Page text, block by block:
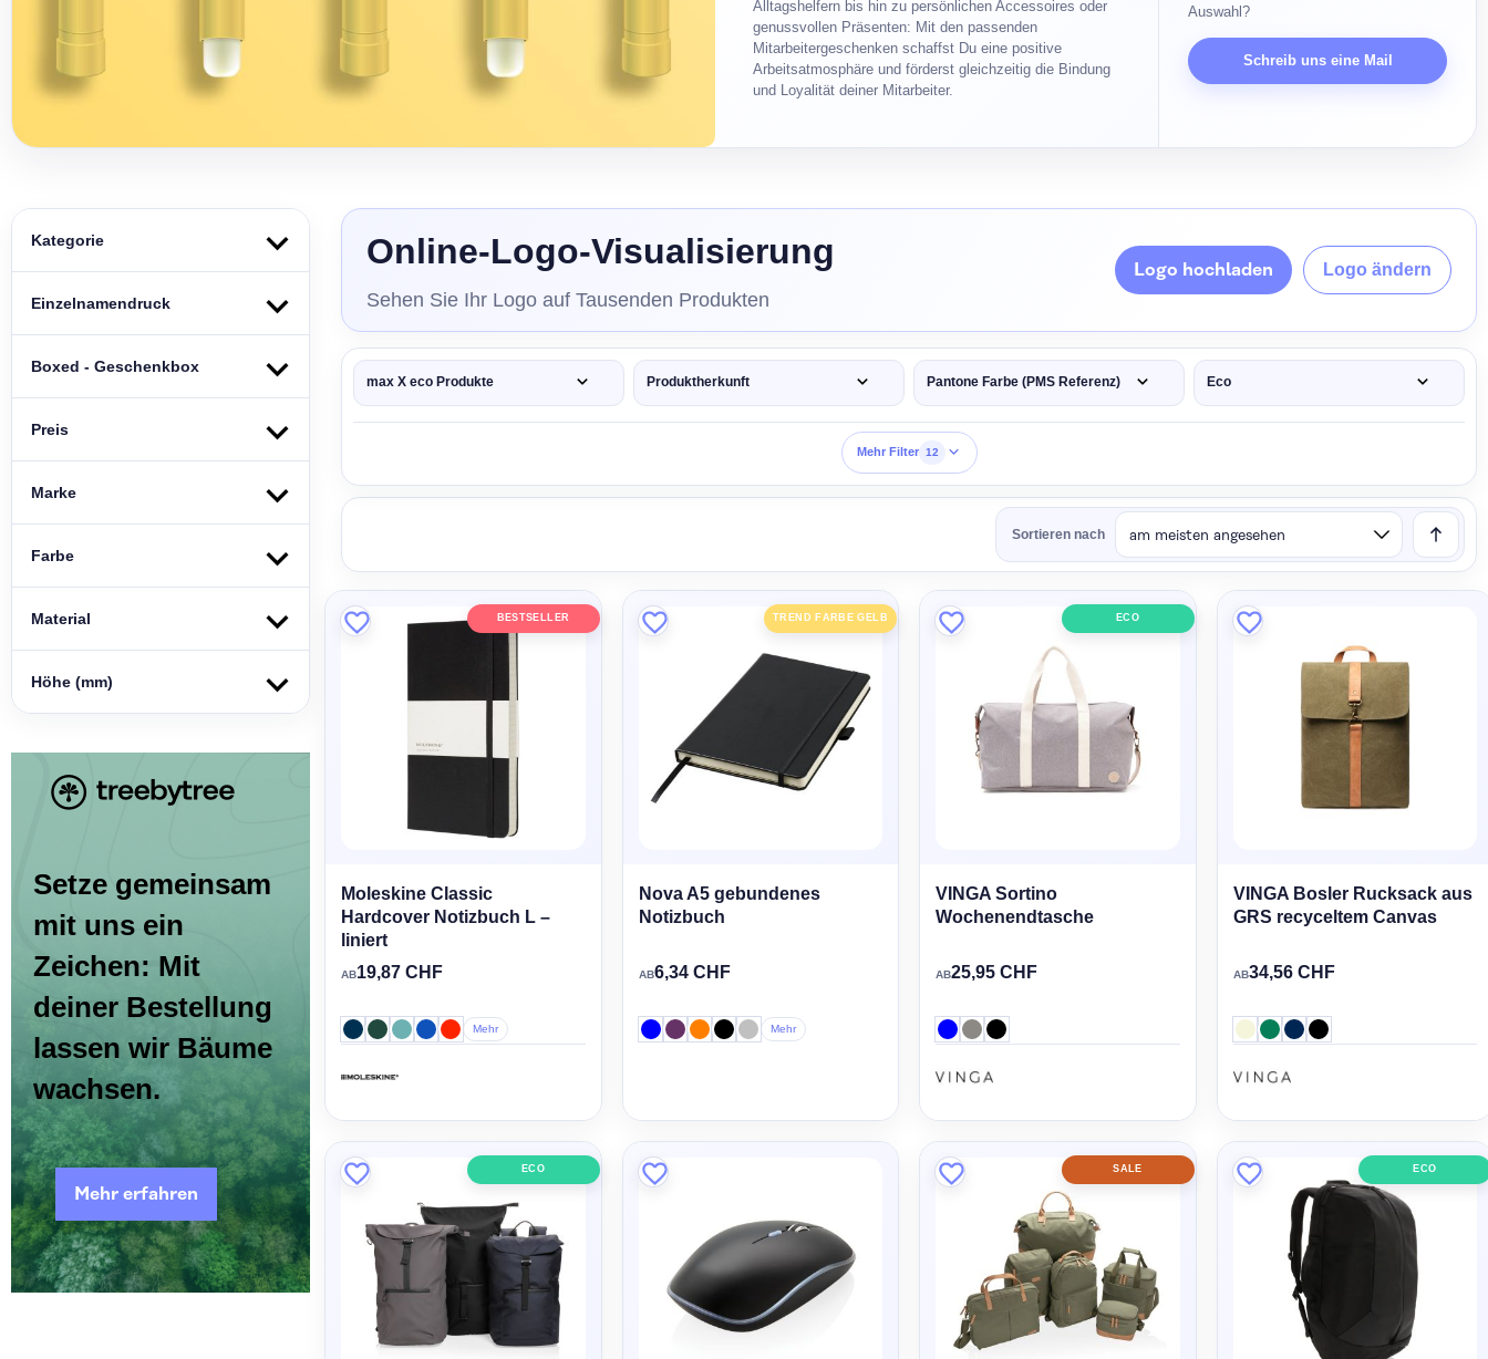
Alltagshelfern bis hin zu persönlichen Accessoires oder
genussvollen Präsenten: Mit den passenden
Mitarbeitergeschenken schaffst Du eine positive
Arbeitsatmosphäre und förderst gleichzeitig die Bindung
und Loyalität deiner Mitarbeiter.
Auswahl?
Schreib uns eine Mail
Online-Logo-Visualisierung
Sehen Sie Ihr Logo auf Tausenden Produkten
Logo hochladen Logo ändern
max X eco Produkte Produktherkunft Pantone Farbe (PMS Referenz) Eco
Mehr Filter 12
Sortieren nach
BESTSELLER
Moleskine Classic
Hardcover Notizbuch L –
liniert
Mehr
AB19,87 CHF
TREND FARBE GELB
Nova A5 gebundenes
Notizbuch
Mehr
AB6,34 CHF
ECO
VINGA Sortino
Wochenendtasche
AB25,95 CHF
VINGA Bosler Rucksack aus
GRS recyceltem Canvas
AB34,56 CHF
ECO SALE ECO
Kategorie
Einzelnamendruck
Boxed - Geschenkbox
Preis
Marke
Farbe
Material
Höhe (mm)
Setze gemeinsam
mit uns ein
Zeichen: Mit
deiner Bestellung
lassen wir Bäume
wachsen.
Mehr erfahren